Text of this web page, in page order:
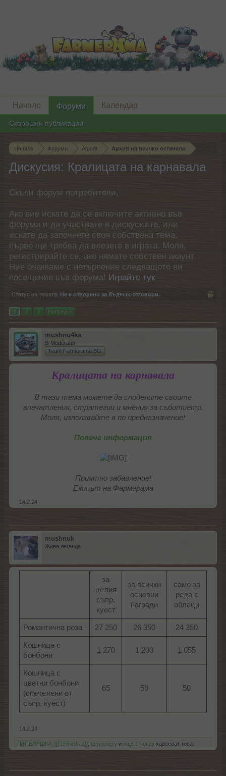
Начало Форуми Архив Архив на всичко останало
Дискусия: Кралицата на карнавала
Скъпи форум потребители,
Ако вие искате да се включите активно във
форума и да участвате в дискусиите, или
искате да започнете своя собствена тема,
първо ще трябва да влезете в играта. Моля,
регистрирайте се, ако нямате собствен акаунт.
Ние очакваме с нетърпение следващото ви
посещение във форума! Играйте тук
Статус на темата: Не е отворено за бъдещи отговори.
1 2 3 Напред >
mushnu4ka
S-Moderator
Team Farmerama BG
Кралицата на карнавала
В тази тема можете да споделите своите
впечатления, стратегии и мнения за събитието.
Моля, използвайте я по предназначение!
Повече информация
Приятно забавление!
Екипът на Фармерама
14.2.24
mushnuk
Жива легенда
за
целия
съпр.
куест​
за всички
основни
награди​
само за
реда с
облаци​
Романтична роза 27 250​ 26 350​ 24 350​
Кошница с
бонбони
1 270​ 1 200​ 1 055​
Кошница с
цветни бонбони
(спечелени от
съпр. куест)
65​ 59​ 50​
14.2.24
ПЕПЕЛЯШКА [[Fermerkaa]] tanyamery и още 1 човек харесват това.
Начало Форуми
Скорошни публикации
Календар